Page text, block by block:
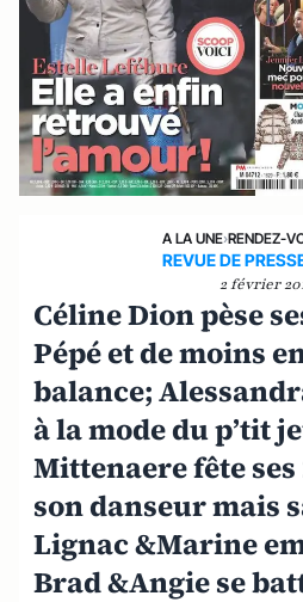
A LA UNE›RENDEZ-
REVUE DE
2 février
Céline Dion pèse
Pépé et de moins
balance;
à la mode du p’tit
Mittenaere fête ses
son danseur mais
Lignac &Marine
Brad &Angie se